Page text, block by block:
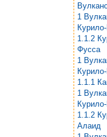
1
1.1.2
Фусса
1
1.1.1
1
1.1.2
Алаид